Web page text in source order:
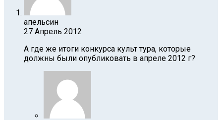
апельсин
27 Апрель 2012
А где же итоги конкурса культ тура, которые
должны были опубликовать в апреле 2012 г?